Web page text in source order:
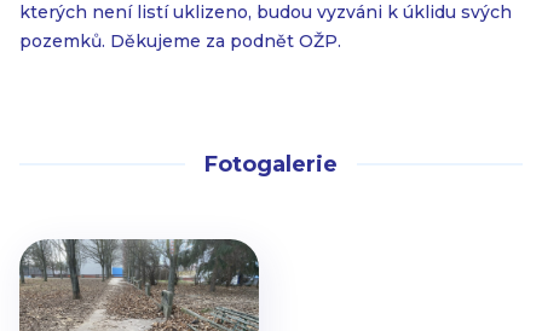
kterých není listí uklizeno, budou vyzváni k úklidu svých
pozemků. Děkujeme za podnět OŽP.
Fotogalerie